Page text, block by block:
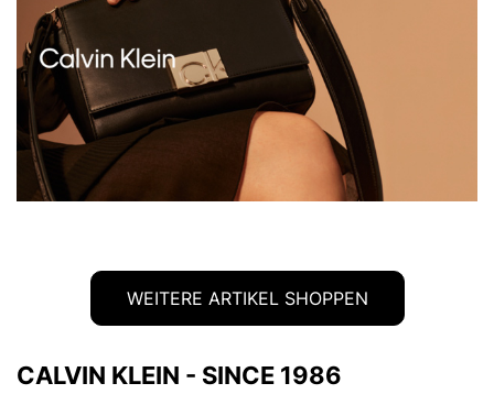
WEITERE ARTIKEL SHOPPEN
CALVIN KLEIN - SINCE 1986